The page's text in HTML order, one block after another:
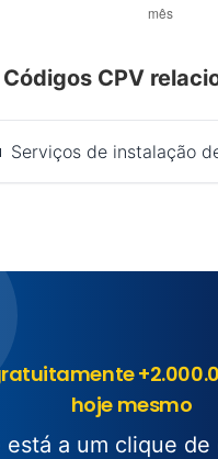
Códigos CPV
Serviços de instalação
hoje mesmo
está a um clique de